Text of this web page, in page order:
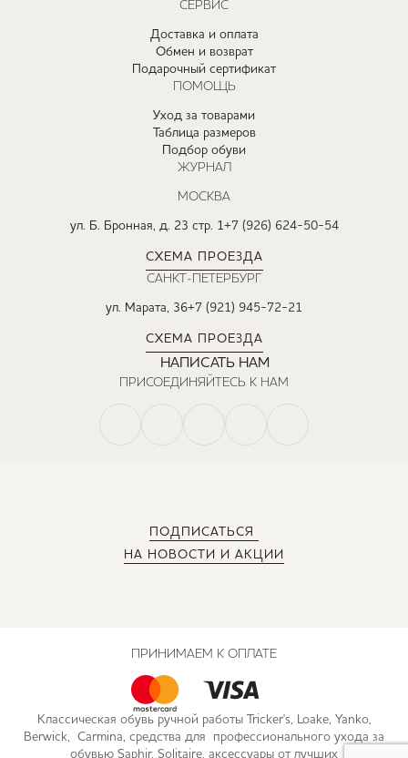
ПОДПИСАТЬСЯ
НА НОВОСТИ И АКЦИИ
СЕРВИС
Доставка и оплата
Обмен и возврат
Подарочный сертификат
ПОМОЩЬ
Уход за товарами
Таблица размеров
Подбор обуви
ЖУРНАЛ
МОСКВА
ул. Б. Бронная, д. 23 стр. 1+7 (926) 624-50-54
СХЕМА ПРОЕЗДА
САНКТ-ПЕТЕРБУРГ
ул. Марата, 36+7 (921) 945-72-21
СХЕМА ПРОЕЗДА
НАПИСАТЬ НАМ
ПРИСОЕДИНЯЙТЕСЬ К НАМ
Классическая обувь ручной работы Tricker's, Loake, Yanko,
Berwick, Carmina, средства для профессионального ухода за
обувью Saphir, Solitaire, аксессуары от лучших
ПРИНИМАЕМ К ОПЛАТЕ